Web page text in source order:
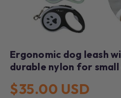
Ergonomic dog leash
durable nylon for small
$35.00 USD